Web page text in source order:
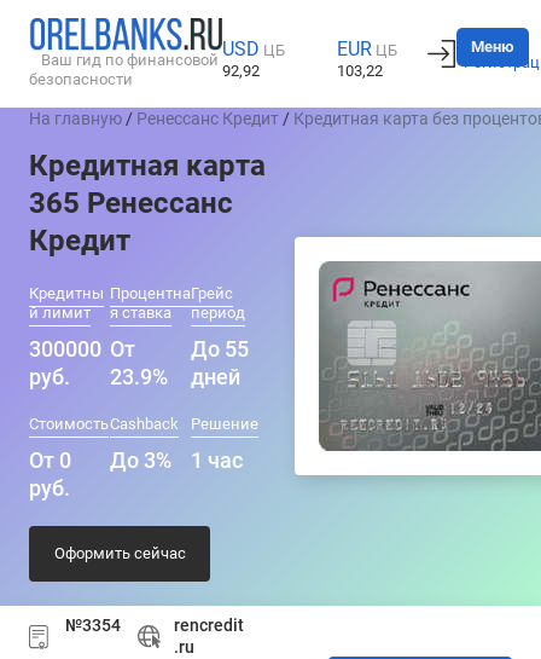
Ваш гид по финансовой
безопасности
USD ЦБ
92,92
EUR ЦБ
103,22
Вход
Меню
На главную / Ренессанс Кредит / Кредитная карта без
Кредитная карта
365 Ренессанс
Кредит
Кредитны
й лимит
300000
руб.
Процентна
я ставка
От
23.9%
Грейс
период
До 55
дней
Стоимость
От 0
руб.
Cashback
До 3%
Решение
1 час
Оформить сейчас
№3354
rencredit
.ru